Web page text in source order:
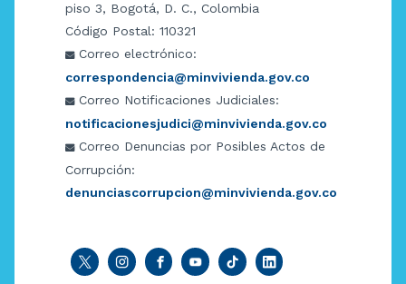
piso 3, Bogotá, D. C., Colombia
Código Postal: 110321
Correo electrónico:
correspondencia@minvivienda.gov.co
Correo Notificaciones Judiciales:
notificacionesjudici@minvivienda.gov.co
Correo Denuncias por Posibles Actos de
Corrupción:
denunciascorrupcion@minvivienda.gov.co